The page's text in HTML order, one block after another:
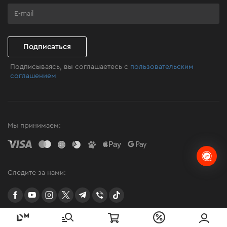
Программа лояльности
Подписаться
Подписываясь, вы соглашаетесь с пользовательским
соглашением
Мы принимаем:
Следите за нами:
facebookyoutubeinstagramtwittertelegram
Viber TikTok